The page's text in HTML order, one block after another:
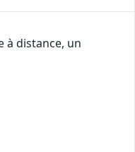
à distance, un